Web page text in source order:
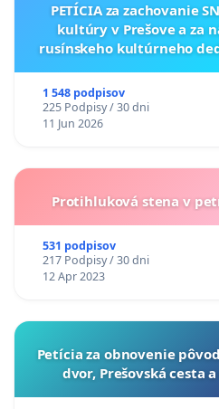
PETÍCIA za zachovanie
kultúry v Prešove a za
rusínskeho kultúrneho
1 548 podpisov
225 Podpisy / 30 dni
11 Jun 2026
Protihluková stena v
531 podpisov
217 Podpisy / 30 dni
12 Apr 2023
​Petícia za obnovenie
dvor, Prešovská cesta